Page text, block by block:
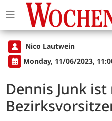
Nico Lautwein
Monday, 11/06/2023,
Dennis Junk ist